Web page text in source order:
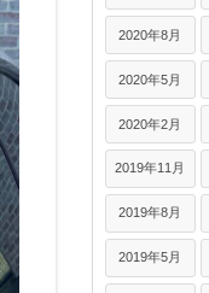
2020年8月
2020年5月
2020年2月
2019年11月
2019年8月
2019年5月